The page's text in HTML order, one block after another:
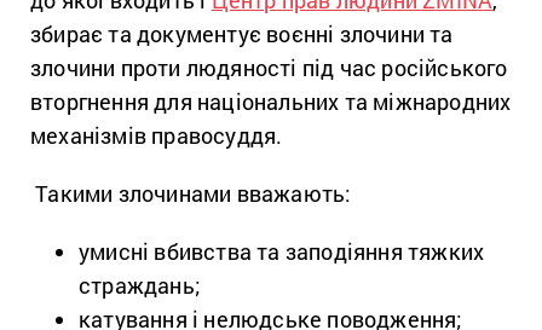
збирає та документує воєнні злочини та
злочини проти людяності під час російського
вторгнення для національних та міжнародних
механізмів правосуддя.
Такими злочинами вважають:
умисні вбивства та заподіяння тяжких
страждань;
катування і нелюдське поводження;